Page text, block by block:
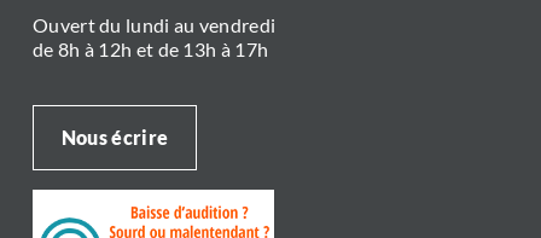
Ouvert du lundi au vendredi
de 8h à 12h et de 13h à 17h
Nous écrire